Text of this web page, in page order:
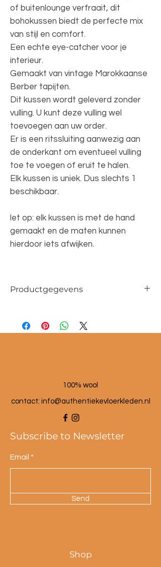
of buitenlounge verfraait, dit
bohokussen biedt de perfecte mix
van stijl en comfort.
Een echte eye-catcher voor je
interieur.
Gemaakt van vintage Marokkaanse
Berber tapijten.
Dit kussen wordt geleverd zonder
vulling. U kunt deze vulling wel
toevoegen aan uw order.
Er is een ritssluiting aanwezig aan
de onderkant om eventueel vulling
toe te voegen of eruit te halen.
Elk kussen is uniek. Dus slechts 1
beschikbaar.
let op: elk kussen is met de hand
gemaakt en de maten kunnen
hierdoor iets afwijken.
Productgegevens
100% wool
contact: info@authentiekevloerkleden.nl
Subscribe to Newsletter
Email
Send
Shop